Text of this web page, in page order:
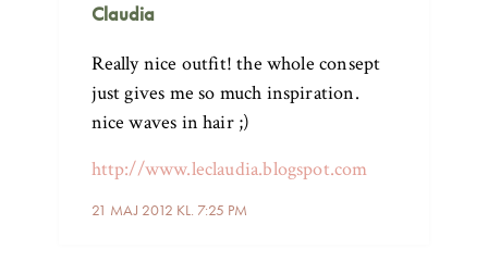
Claudia
21 MAJ 2012 KL. 7:25 PM
Really nice outfit! the whole consept
just gives me so much inspiration.
nice waves in hair ;)
http://www.leclaudia.blogspot.com